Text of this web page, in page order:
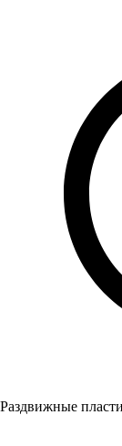
Раздвижные